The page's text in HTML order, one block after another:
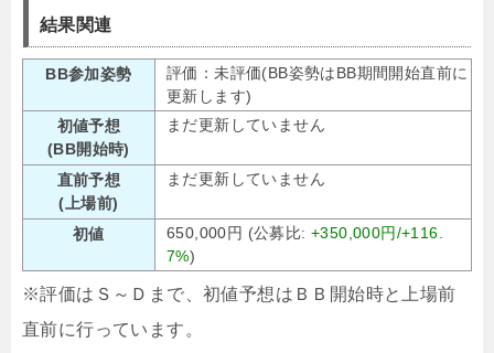
結果関連
BB参加姿勢
評価：未評価(BB姿勢はBB期間開始直前に
更新します)
初値予想
(BB開始時)
まだ更新していません
直前予想
(上場前)
まだ更新していません
初値 650,000円 (公募比: +350,000円/+116.
7%)
※評価はＳ～Ｄまで、初値予想はＢＢ開始時と上場前
直前に行っています。